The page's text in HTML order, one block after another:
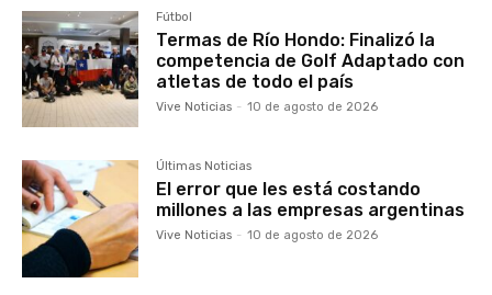
Fútbol
Termas de Río Hondo: Finalizó la
competencia de Golf Adaptado con
atletas de todo el país
Vive Noticias - 10 de agosto de 2026
Últimas Noticias
El error que les está costando
millones a las empresas argentinas
Vive Noticias - 10 de agosto de 2026